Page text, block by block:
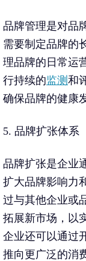
品牌管理是对品
需要制定品牌的
理品牌的日常运
行持续的监测 和
确保品牌的健康
5. 品牌扩张体系
品牌扩张是企业
扩大品牌影响力
过与其他企业或
拓展新市场，以
企业还可以通过
推向更广泛的消